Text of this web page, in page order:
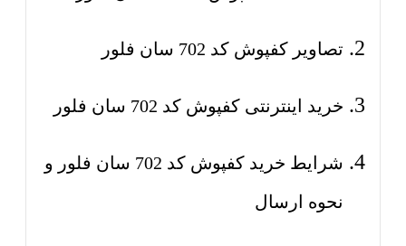
تصاویر کفپوش کد 702 سان فلور
خرید اینترنتی کفپوش کد 702 سان فلور
شرایط خرید کفپوش کد 702 سان فلور و
نحوه ارسال